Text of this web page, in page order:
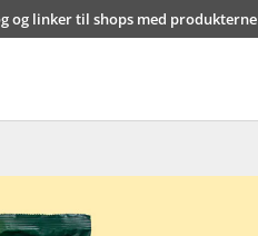
og linker til shops med produkterne